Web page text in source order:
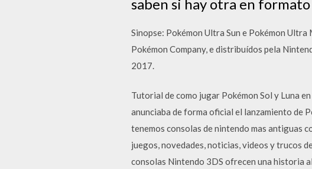
saben si hay otra en
Sinopse: Pokémon Ultra Sun e Pokémon
Pokémon Company, e distribuídos pela
2017.
Tutorial de como jugar Pokémon Sol y Luna
anunciaba de forma oficial el lanzamiento de
tenemos consolas de nintendo mas antiguas
juegos, novedades, noticias, videos y trucos
consolas Nintendo 3DS ofrecen una historia